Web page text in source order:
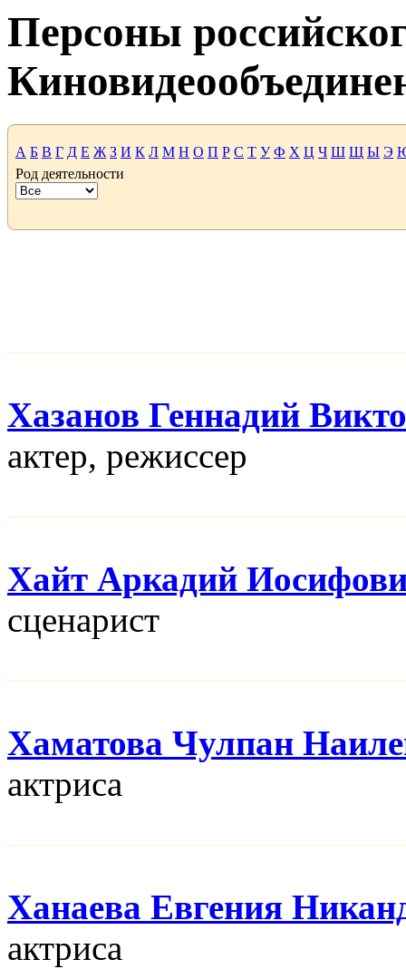
Персоны
А Б В Г Д Е Ж З И К Л М Н О П Р С Т У Ф Х Ц Ч Ш Щ Ы Э
Род деятельности
Хазанов Геннадий
актер, режисcер
Хайт Аркадий
сценарист
Хаматова Чулпан
актриса
Ханаева Евгения
актриса